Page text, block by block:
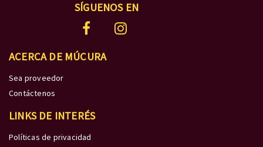
SÍGUENOS EN
ACERCA DE MÚCURA
Sea proveedor
Contáctenos
LINKS DE INTERÉS
Políticas de privacidad